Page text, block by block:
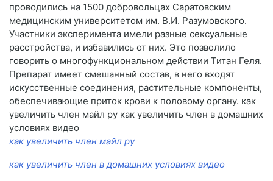
проводились на 1500 добровольцах Саратовским
медицинским университетом им. В.И. Разумовского.
Участники эксперимента имели разные сексуальные
расстройства, и избавились от них. Это позволило
говорить о многофункциональном действии Титан Геля.
Препарат имеет смешанный состав, в него входят
искусственные соединения, растительные компоненты,
обеспечивающие приток крови к половому органу. как
увеличить член майл ру как увеличить член в домашних
условиях видео
как увеличить член майл ру
как увеличить член в домашних условиях видео